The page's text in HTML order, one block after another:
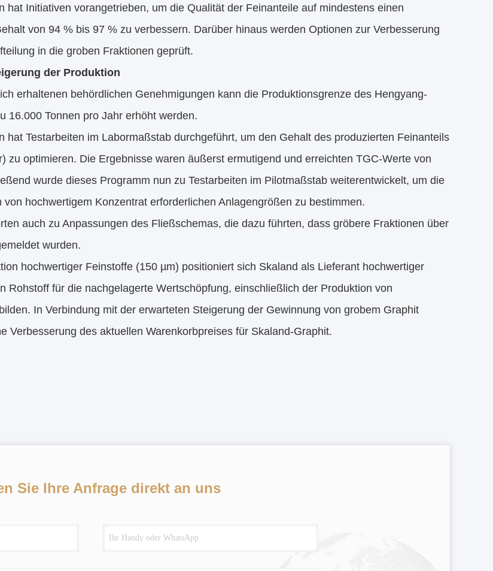
hat Initiativen vorangetrieben, um die Qualität der Feinanteile auf mindestens einen
von 94 % bis 97 % zu verbessern. Darüber hinaus werden Optionen zur Verbesserung
in die groben Fraktionen geprüft.
der Produktion
erhaltenen behördlichen Genehmigungen kann die Produktionsgrenze des Hengyang-
16.000 Tonnen pro Jahr erhöht werden.
hat Testarbeiten im Labormaßstab durchgeführt, um den Gehalt des produzierten Feinanteils
zu optimieren. Die Ergebnisse waren äußerst ermutigend und erreichten TGC-Werte von
wurde dieses Programm nun zu Testarbeiten im Pilotmaßstab weiterentwickelt, um die
von hochwertigem Konzentrat erforderlichen Anlagengrößen zu bestimmen.
auch zu Anpassungen des Fließschemas, die dazu führten, dass gröbere Fraktionen über
wurden.
hochwertiger Feinstoffe (150 µm) positioniert sich Skaland als Lieferant hochwertiger
Rohstoff für die nachgelagerte Wertschöpfung, einschließlich der Produktion von
In Verbindung mit der erwarteten Steigerung der Gewinnung von grobem Graphit
Verbesserung des aktuellen Warenkorbpreises für Skaland-Graphit.
Sie Ihre Anfrage direkt an uns